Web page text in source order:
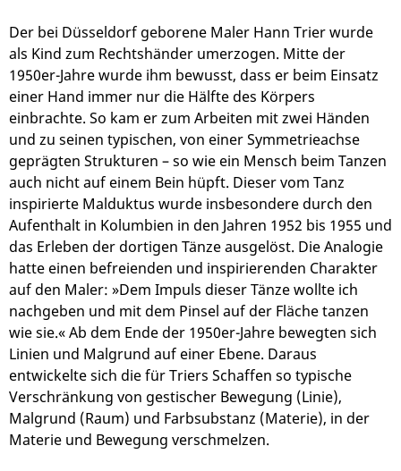
Der bei Düsseldorf geborene Maler Hann Trier wurde
als Kind zum Rechtshänder umerzogen. Mitte der
1950er-Jahre wurde ihm bewusst, dass er beim Einsatz
einer Hand immer nur die Hälfte des Körpers
einbrachte. So kam er zum Arbeiten mit zwei Händen
und zu seinen typischen, von einer Symmetrieachse
geprägten Strukturen – so wie ein Mensch beim Tanzen
auch nicht auf einem Bein hüpft. Dieser vom Tanz
inspirierte Malduktus wurde insbesondere durch den
Aufenthalt in Kolumbien in den Jahren 1952 bis 1955 und
das Erleben der dortigen Tänze ausgelöst. Die Analogie
hatte einen befreienden und inspirierenden Charakter
auf den Maler: »Dem Impuls dieser Tänze wollte ich
nachgeben und mit dem Pinsel auf der Fläche tanzen
wie sie.« Ab dem Ende der 1950er-Jahre bewegten sich
Linien und Malgrund auf einer Ebene. Daraus
entwickelte sich die für Triers Schaffen so typische
Verschränkung von gestischer Bewegung (Linie),
Malgrund (Raum) und Farbsubstanz (Materie), in der
Materie und Bewegung verschmelzen.